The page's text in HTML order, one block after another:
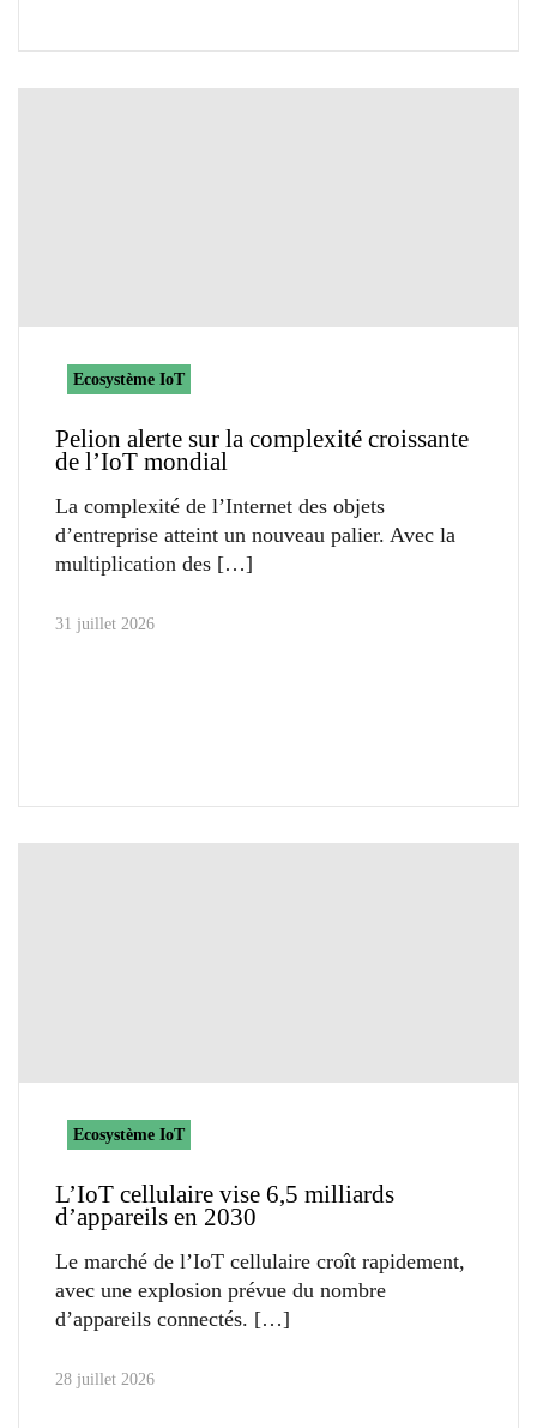
Ecosystème IoT
Pelion alerte sur la complexité croissante
de l’IoT mondial
La complexité de l’Internet des objets
d’entreprise atteint un nouveau palier. Avec la
multiplication des
31 juillet 2026
Ecosystème IoT
L’IoT cellulaire vise 6,5 milliards
d’appareils en 2030
Le marché de l’IoT cellulaire croît rapidement,
avec une explosion prévue du nombre
d’appareils connectés.
28 juillet 2026